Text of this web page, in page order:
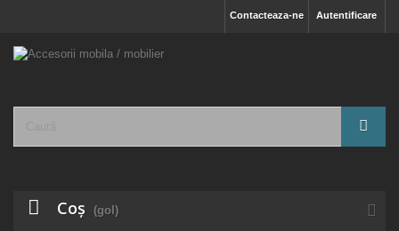
Autentificare
Contacteaza-ne
Coş (gol)